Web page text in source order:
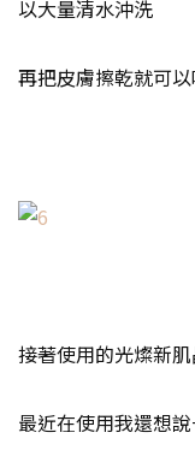
以大量清水沖洗
再把皮膚擦乾就可
接著使用的光燦新
最近在使用我還想